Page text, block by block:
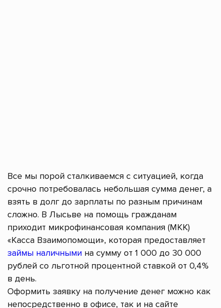
Все мы порой сталкиваемся с ситуацией, когда
срочно потребовалась небольшая сумма денег, а
взять в долг до зарплаты по разным причинам
сложно. В Лысьве на помощь гражданам
приходит микрофинансовая компания (МКК)
«Касса Взаимопомощи», которая предоставляет
займы наличными на сумму от 1 000 до 30 000
рублей со льготной процентной ставкой от 0,4%
в день.
Оформить заявку на получение денег можно как
непосредственно в офисе, так и на сайте